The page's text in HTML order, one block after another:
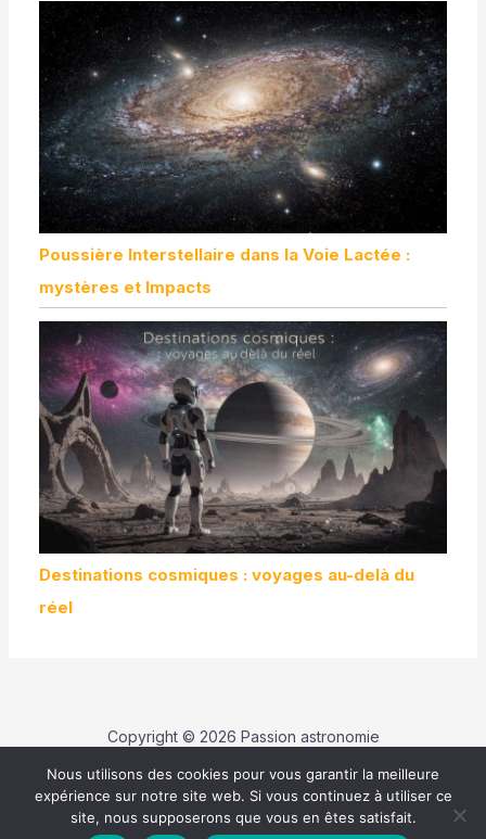
Poussière Interstellaire dans la Voie Lactée :
mystères et Impacts
Destinations cosmiques : voyages au-delà du
réel
Copyright © 2026 Passion astronomie
Contact
Politique de confidentialité
Mentions légales
Nous utilisons des cookies pour vous garantir la meilleure
expérience sur notre site web. Si vous continuez à utiliser ce
site, nous supposerons que vous en êtes satisfait.